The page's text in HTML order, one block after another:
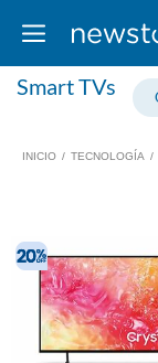
Smart TVs
INICIO / TECNOLOGÍA /